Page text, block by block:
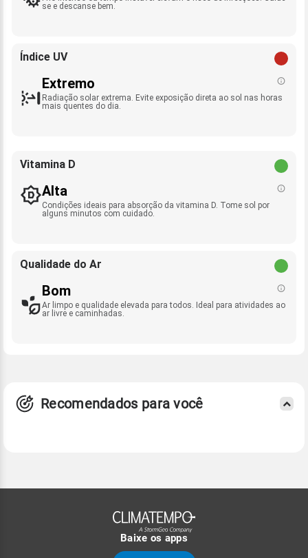
se e descanse bem.
Índice UV
Extremo
Radiação solar extrema. Evite exposição direta ao sol nas horas
mais quentes do dia.
Vitamina D
Alta
Condições ideais para absorção da vitamina D. Tome sol por
alguns minutos com cuidado.
Qualidade do Ar
Bom
Ar limpo e qualidade elevada para todos. Ideal para atividades ao
ar livre e caminhadas.
Recomendados para você
Baixe os apps